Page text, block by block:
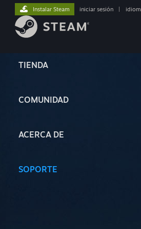
TIENDA
COMUNIDAD
ACERCA DE
SOPORTE
Instalar Steam iniciar sesión